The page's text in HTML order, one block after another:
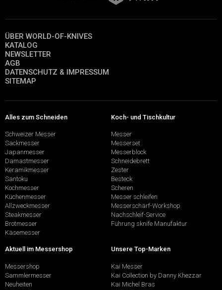
ÜBER WORLD-OF-KNIVES
KATALOG
NEWSLETTER
AGB
DATENSCHUTZ & IMPRESSUM
SITEMAP
Alles zum Schneiden
Schweizer Messer
Sackmesser
Japanmesser
Damastmesser
Keramikmesser
Santoku
Kochmesser
Küchenmesser
Allzweckmesser
Steakmesser
Brotmesser
Käsemesser
Koch- und Tischkultur
Messer
Messerset
Messerblock
Schneidebrett
Zester
Besteck
Scheren
Messer schleifen
Messerschärf-Workshop
Nachschleif-Service
Führung sknife Manufaktur
Aktuell im Messershop
Messershop
Sammlermesser
Neuheiten
Unsere Top-Marken
Kai Messer
Kai Collection by Danny Khezzar
Kai Michel Bras